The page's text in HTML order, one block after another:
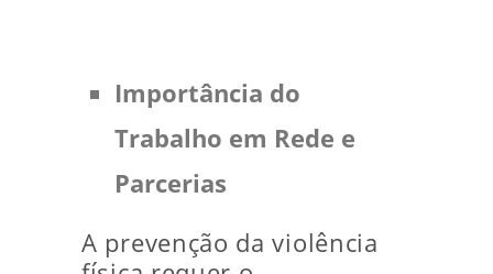
Importância do
Trabalho em Rede e
Parcerias
A prevenção da violência